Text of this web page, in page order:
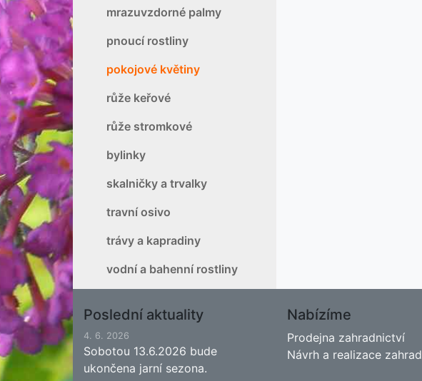
mrazuvzdorné palmy
pnoucí rostliny
pokojové květiny
růže keřové
růže stromkové
bylinky
skalničky a trvalky
travní osivo
trávy a kapradiny
vodní a bahenní rostliny
Poslední aktuality
4. 6. 2026
Sobotou 13.6.2026 bude
ukončena jarní sezona.
Nabízíme
Prodejna zahradnictví
Návrh a realizace zahrad